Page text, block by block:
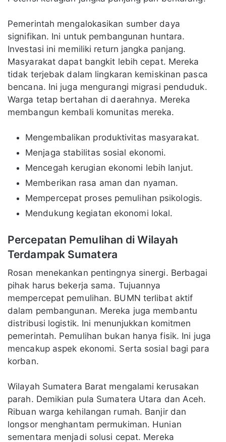
Pemerintah mengalokasikan sumber daya
signifikan. Ini untuk pembangunan huntara.
Investasi ini memiliki return jangka panjang.
Masyarakat dapat bangkit lebih cepat. Mereka
tidak terjebak dalam lingkaran kemiskinan pasca
bencana. Ini juga mengurangi migrasi penduduk.
Warga tetap bertahan di daerahnya. Mereka
membangun kembali komunitas mereka.
Mengembalikan produktivitas masyarakat.
Menjaga stabilitas sosial ekonomi.
Mencegah kerugian ekonomi lebih lanjut.
Memberikan rasa aman dan nyaman.
Mempercepat proses pemulihan psikologis.
Mendukung kegiatan ekonomi lokal.
Percepatan Pemulihan di Wilayah
Terdampak Sumatera
Rosan menekankan pentingnya sinergi. Berbagai
pihak harus bekerja sama. Tujuannya
mempercepat pemulihan. BUMN terlibat aktif
dalam pembangunan. Mereka juga membantu
distribusi logistik. Ini menunjukkan komitmen
pemerintah. Pemulihan bukan hanya fisik. Ini juga
mencakup aspek ekonomi. Serta sosial bagi para
korban.
Wilayah Sumatera Barat mengalami kerusakan
parah. Demikian pula Sumatera Utara dan Aceh.
Ribuan warga kehilangan rumah. Banjir dan
longsor menghantam permukiman. Hunian
sementara menjadi solusi cepat. Mereka